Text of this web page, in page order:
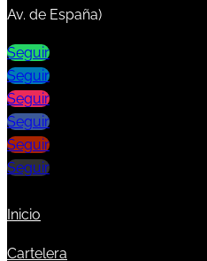
Av. de España)
Seguir
Seguir
Seguir
Seguir
Seguir
Seguir
Inicio
Cartelera